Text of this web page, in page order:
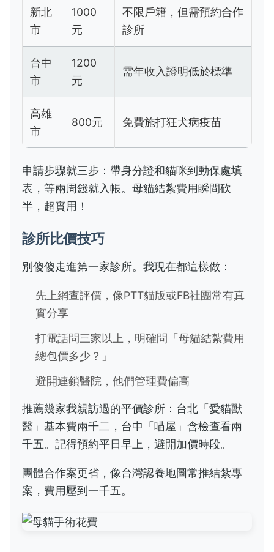
新北
市
1000
元
不限戶籍，但需預約合作
診所
台中
市
1200
元
需年收入證明低於標準
高雄
市
800元 免費施打狂犬病疫苗
申請步驟就三步：帶身分證和貓咪到動保處填
表，等兩周錢就入帳。母貓結紮費用瞬間砍
半，超實用！
診所比價技巧
別傻傻走進第一家診所。我現在都這樣做：
先上網查評價，像PTT貓版或FB社團常有真
實分享
打電話問三家以上，明確問「母貓結紮費用
總包價多少？」
避開連鎖醫院，他們管理費偏高
推薦幾家我親訪過的平價診所：台北「愛貓獸
醫」基本費兩千二，台中「喵屋」含檢查看兩
千五。記得預約平日早上，避開加價時段。
團體合作案更省，像台灣認養地圖常推結紮專
案，費用壓到一千五。